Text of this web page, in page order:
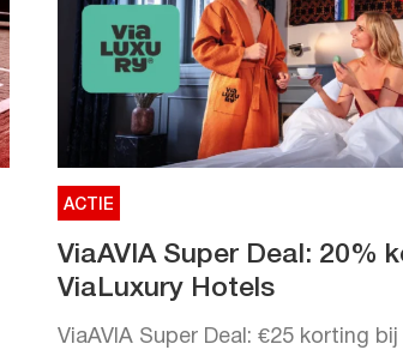
ACTIE
ViaAVIA Super Deal: 20%
ViaLuxury Hotels
ViaAVIA Super Deal: €25 korting bij